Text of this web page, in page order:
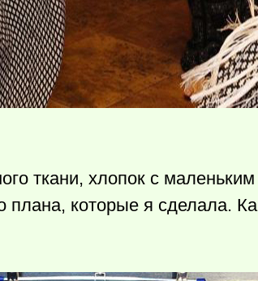
ткани, хлопок с
плана, которые я сделала.